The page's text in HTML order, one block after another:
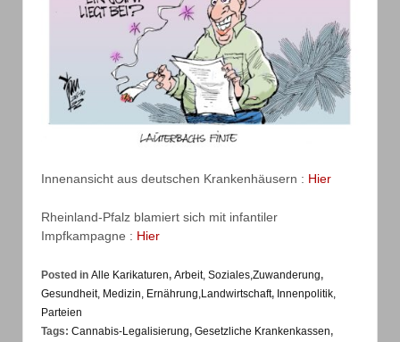
Innenansicht aus deutschen Krankenhäusern : Hier
Rheinland-Pfalz blamiert sich mit infantiler
Impfkampagne : Hier
Posted in Alle Karikaturen, Arbeit, Soziales,Zuwanderung,
Gesundheit, Medizin, Ernährung,Landwirtschaft, Innenpolitik,
Parteien
Tags: Cannabis-Legalisierung, Gesetzliche Krankenkassen,